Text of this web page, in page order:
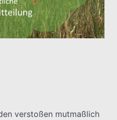
verstoßen mutmaßlich